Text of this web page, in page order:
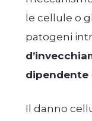
le cellule o
patogeni
dipendente
Il danno